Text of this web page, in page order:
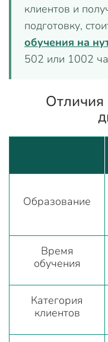
клиентов и
подготовку,
обучения на
502 или 1002
Отличия
Образование
Время
обучения
Категория
клиентов